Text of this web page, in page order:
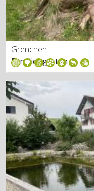
Grenchen
Familiengarten